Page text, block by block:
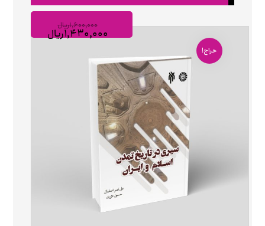
۱,۶۰۰,۰۰۰ریال
۱,۴۳۰,۰۰۰ریال
حراج!